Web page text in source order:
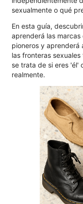
sexualmente o qué
En esta guía,
aprenderá las
pioneros y aprenderá
las fronteras
se trata de si eres 'él'
realmente.